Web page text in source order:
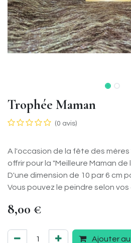
Trophée Maman
(0 avis)
A l'occasion de la fête des
offrir pour la "Meilleure Maman de
D'une dimension de 10 par 6 cm
Vous pouvez le peindre selon vos
8,00 €
Ajouter